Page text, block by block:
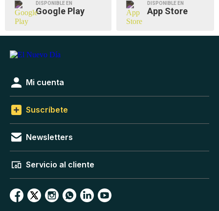
DISPONIBLE EN
Google Play
DISPONIBLE EN
App Store
Mi cuenta
Suscríbete
Newsletters
Servicio al cliente